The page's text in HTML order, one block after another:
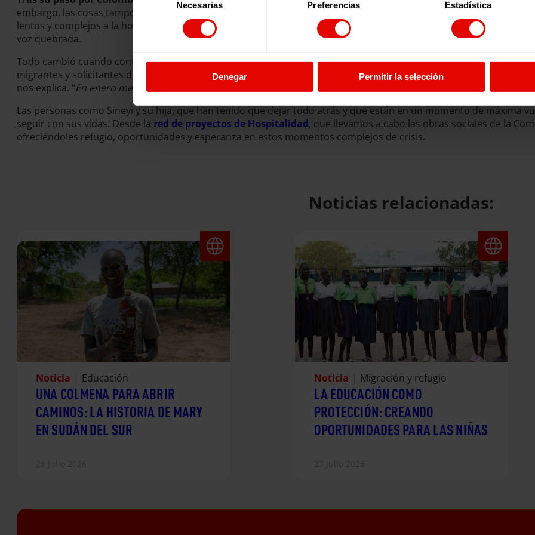
de
consentimiento
Necesarias Preferencias Estadística
Denegar Permitir la selección
embargo, las cosas tampoco fueron fáciles. Desde su llegada a nuestro país en mayo de 2018, tuvieron que
lentos y complejos a la hora de solicitar asilo político. Además, la pandemia empeoró todavía más su situación
voz quebrada.
Todo cambió cuando contactó con SJM Valencia y entraron en el programa de Hospitalidad, que cuenta con una
migrantes y solicitantes de asilo. “
En dos meses en el piso de acogida me han hecho sentir que estoy viva,
nos explica. “En enero me quería morir porque no le daba salida a mi vida y hoy, de verdad, me siento viva y
Las personas como Sineyi y su hija, que han tenido que dejar todo atrás y que están en un momento de máxima
seguir con sus vidas. Desde la red de proyectos de Hospitalidad, que llevamos a cabo las obras sociales de la
ofreciéndoles refugio, oportunidades y esperanza en estos momentos complejos de crisis.
Noticias relacionadas:
Noticia Educación
UNA COLMENA PARA ABRIR
CAMINOS: LA HISTORIA DE MARY
EN SUDÁN DEL SUR
Noticia Migración y refugio
LA EDUCACIÓN COMO
PROTECCIÓN: CREANDO
OPORTUNIDADES PARA LAS NIÑAS